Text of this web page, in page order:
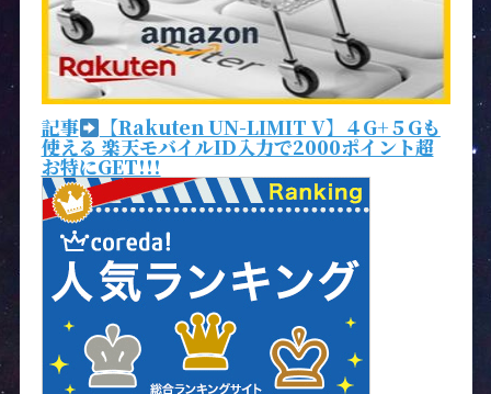
記事 【Rakuten UN-LIMIT V】４G+５Gも
使える 楽天モバイルID入力で2000ポイント超
お特にGET!!!